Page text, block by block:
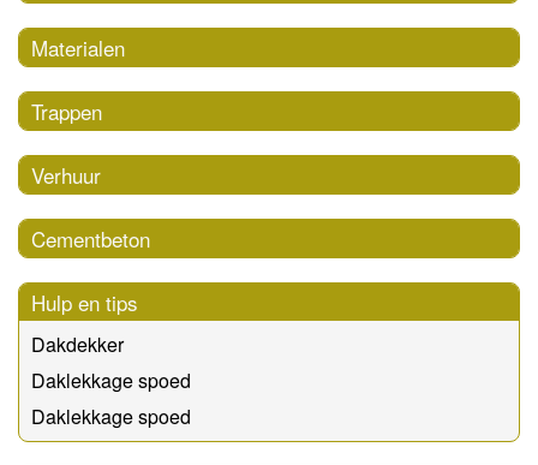
Materialen
Trappen
Verhuur
Cementbeton
Hulp en tips
Dakdekker
Daklekkage spoed
Daklekkage spoed